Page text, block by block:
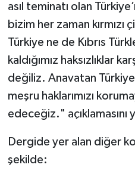
asıl teminatı olan
bizim her zaman
Türkiye ne de Kıbrıs
kaldığımız haksızlıklar
değiliz. Anavatan
meşru haklarımızı
edeceğiz." açıklamasını
Dergide yer alan diğer
şekilde: